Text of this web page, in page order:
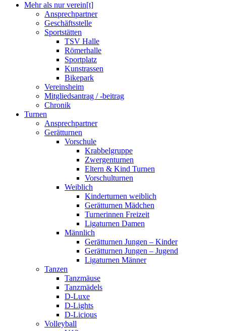
Mehr als nur verein[t]
Ansprechpartner
Geschäftsstelle
Sportstätten
TSV Halle
Römerhalle
Sportplatz
Kunstrassen
Bikepark
Vereinsheim
Mitgliedsantrag / -beitrag
Chronik
Turnen
Ansprechpartner
Gerätturnen
Vorschule
Krabbelgruppe
Zwergenturnen
Eltern & Kind Turnen
Vorschulturnen
Weiblich
Kinderturnen weiblich
Gerätturnen Mädchen
Turnerinnen Freizeit
Ligaturnen Damen
Männlich
Gerätturnen Jungen – Kinder
Gerätturnen Jungen – Jugend
Ligaturnen Männer
Tanzen
Tanzmäuse
Tanzmädels
D-Luxe
D-Lights
D-Licious
Volleyball